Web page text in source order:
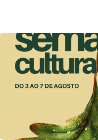
XULLO, 2026
Notificación de
programada da
eléctrica
UFD Informa: Estimado/a
efectuar los trabajos de
desarrollo de la red eléctrica